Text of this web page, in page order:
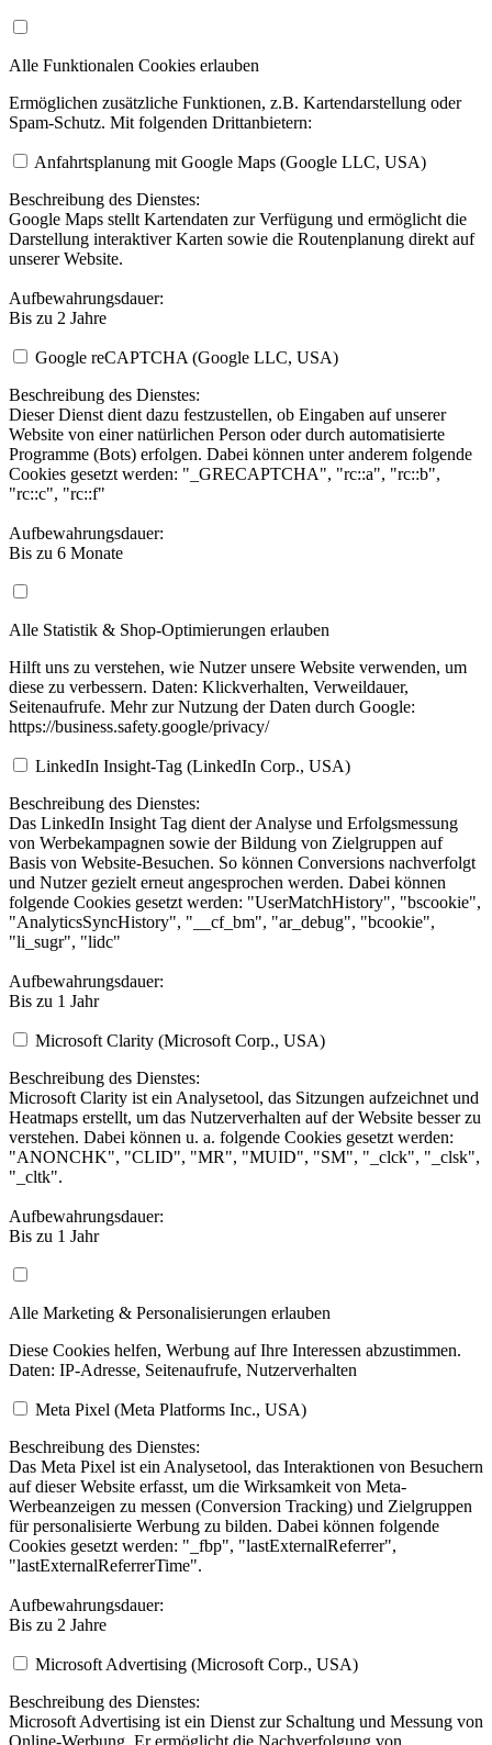
Alle Funktionalen Cookies erlauben
Ermöglichen zusätzliche Funktionen, z.B. Kartendarstellung oder
Spam-Schutz. Mit folgenden Drittanbietern:
Anfahrtsplanung mit Google Maps (Google LLC, USA)
Beschreibung des Dienstes:
Google Maps stellt Kartendaten zur Verfügung und ermöglicht die
Darstellung interaktiver Karten sowie die Routenplanung direkt auf
unserer Website.
Aufbewahrungsdauer:
Bis zu 2 Jahre
Google reCAPTCHA (Google LLC, USA)
Beschreibung des Dienstes:
Dieser Dienst dient dazu festzustellen, ob Eingaben auf unserer
Website von einer natürlichen Person oder durch automatisierte
Programme (Bots) erfolgen. Dabei können unter anderem folgende
Cookies gesetzt werden: "_GRECAPTCHA", "rc::a", "rc::b",
"rc::c", "rc::f"
Aufbewahrungsdauer:
Bis zu 6 Monate
Alle Statistik & Shop-Optimierungen erlauben
Hilft uns zu verstehen, wie Nutzer unsere Website verwenden, um
diese zu verbessern. Daten: Klickverhalten, Verweildauer,
Seitenaufrufe. Mehr zur Nutzung der Daten durch Google:
https://business.safety.google/privacy/
LinkedIn Insight-Tag (LinkedIn Corp., USA)
Beschreibung des Dienstes:
Das LinkedIn Insight Tag dient der Analyse und Erfolgsmessung
von Werbekampagnen sowie der Bildung von Zielgruppen auf
Basis von Website-Besuchen. So können Conversions nachverfolgt
und Nutzer gezielt erneut angesprochen werden. Dabei können
folgende Cookies gesetzt werden: "UserMatchHistory", "bscookie",
"AnalyticsSyncHistory", "__cf_bm", "ar_debug", "bcookie",
"li_sugr", "lidc"
Aufbewahrungsdauer:
Bis zu 1 Jahr
Microsoft Clarity (Microsoft Corp., USA)
Beschreibung des Dienstes:
Microsoft Clarity ist ein Analysetool, das Sitzungen aufzeichnet und
Heatmaps erstellt, um das Nutzerverhalten auf der Website besser zu
verstehen. Dabei können u. a. folgende Cookies gesetzt werden:
"ANONCHK", "CLID", "MR", "MUID", "SM", "_clck", "_clsk",
"_cltk".
Aufbewahrungsdauer:
Bis zu 1 Jahr
Alle Marketing & Personalisierungen erlauben
Diese Cookies helfen, Werbung auf Ihre Interessen abzustimmen.
Daten: IP-Adresse, Seitenaufrufe, Nutzerverhalten
Meta Pixel (Meta Platforms Inc., USA)
Beschreibung des Dienstes:
Das Meta Pixel ist ein Analysetool, das Interaktionen von Besuchern
auf dieser Website erfasst, um die Wirksamkeit von Meta-
Werbeanzeigen zu messen (Conversion Tracking) und Zielgruppen
für personalisierte Werbung zu bilden. Dabei können folgende
Cookies gesetzt werden: "_fbp", "lastExternalReferrer",
"lastExternalReferrerTime".
Aufbewahrungsdauer:
Bis zu 2 Jahre
Microsoft Advertising (Microsoft Corp., USA)
Beschreibung des Dienstes:
Microsoft Advertising ist ein Dienst zur Schaltung und Messung von